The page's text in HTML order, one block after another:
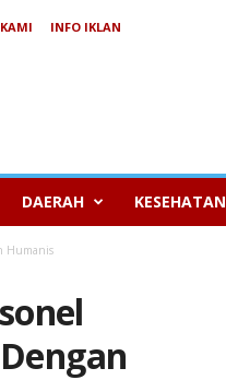
INFO IKLAN
DAERAH KESEHATAN
Humanis